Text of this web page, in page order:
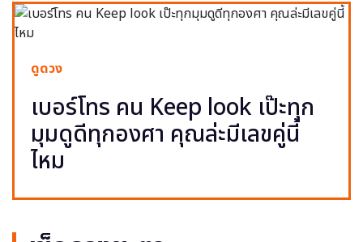
ดูดวง
เบอร์โทร คน Keep look เป๊ะทุก
มุมดูดีทุกองศา คุณล่ะมีเลขคู่นี้
ไหม